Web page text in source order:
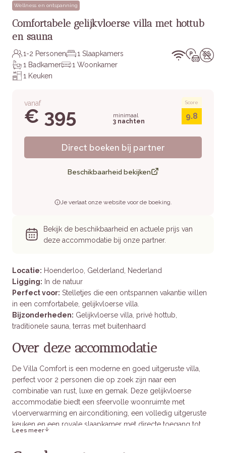
Wellness en ontspanning
Comfortabele gelijkvloerse villa met hottub
en sauna
1-2 Personen
1 Slaapkamers
1 Badkamer
1 Woonkamer
1 Keuken
Locatie: Hoenderloo, Gelderland, Nederland
Ligging: In de natuur
Perfect voor: Stelletjes die een ontspannen vakantie willen
in een comfortabele, gelijkvloerse villa.
Bijzonderheden: Gelijkvloerse villa, privé hottub,
traditionele sauna, terras met buitenhaard
Over deze accommodatie
De Villa Comfort is een moderne en goed uitgeruste villa,
perfect voor 2 personen die op zoek zijn naar een
combinatie van rust, luxe en gemak. Deze gelijkvloerse
accommodatie biedt een sfeervolle woonruimte met
vloerverwarming en airconditioning, een volledig uitgeruste
keuken en een royale slaapkamer met directe toegang tot
Lees meer
vanaf
€ 395
minimaal
3 nachten
Score
9.8
Direct boeken bij partner
Beschikbaarheid bekijken
Je verlaat onze website voor de boeking.
Bekijk de beschikbaarheid en actuele prijs van
deze accommodatie bij onze partner.